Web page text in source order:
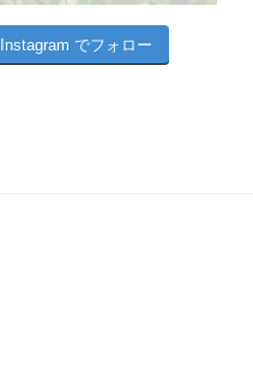
Instagram でフォロー